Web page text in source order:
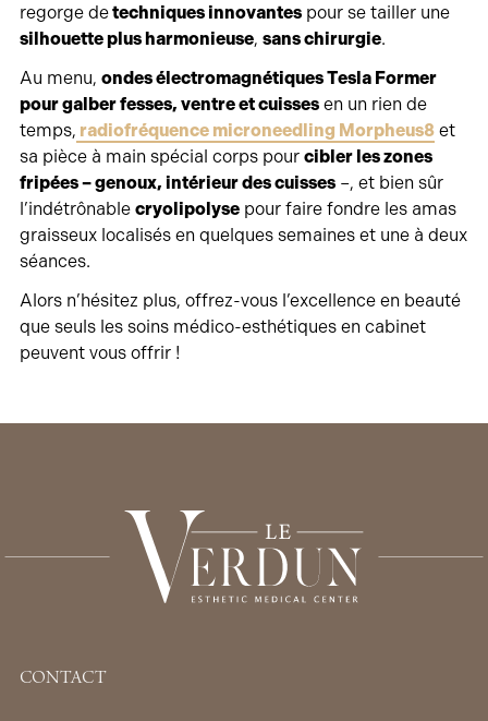
regorge detechniques innovantespour se tailler une
silhouette plus harmonieuse, sans chirurgie.
Au menu, ondes électromagnétiques Tesla Former
pour galber fesses, ventre et cuissesen un rien de
temps, radiofréquence microneedling Morpheus8et
sa pièce à main spécial corps pour cibler les zones
fripées – genoux, intérieur des cuisses–, et bien sûr
l’indétrônable cryolipolysepour faire fondre les amas
graisseux localisés en quelques semaines et une à deux
séances.
Alors n’hésitez plus, offrez-vous l’excellence en beauté
que seuls les soins médico-esthétiques en cabinet
peuvent vous offrir !
CONTACT